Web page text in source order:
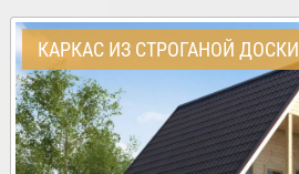
КАРКАС ИЗ СТРОГАНОЙ ДОСКИ